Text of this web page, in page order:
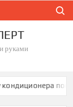
руками
после